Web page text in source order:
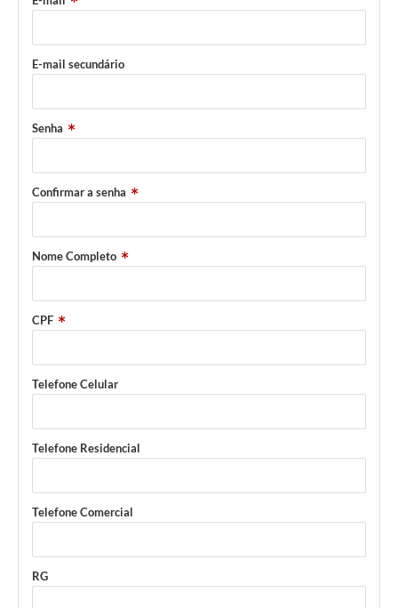
E-mail secundário
Senha
Confirmar a senha
Nome Completo
CPF
Telefone Celular
Telefone Residencial
Telefone Comercial
RG